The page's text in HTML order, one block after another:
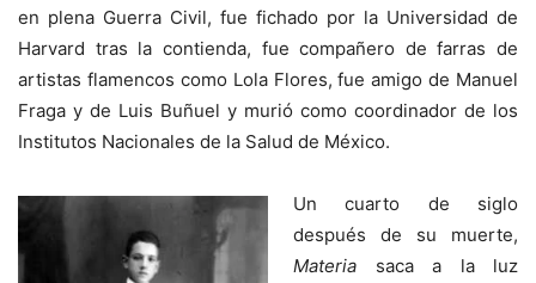
en plena Guerra Civil, fue fichado por la Universidad de
Harvard tras la contienda, fue compañero de farras de
artistas flamencos como Lola Flores, fue amigo de Manuel
Fraga y de Luis Buñuel y murió como coordinador de los
Institutos Nacionales de la Salud de México.
Un cuarto de siglo
después de su muerte,
Materia saca a la luz